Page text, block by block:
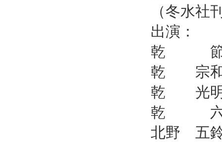
（冬水社
出演：
乾 節
乾 宗
乾 光明
乾 六･
北野 五